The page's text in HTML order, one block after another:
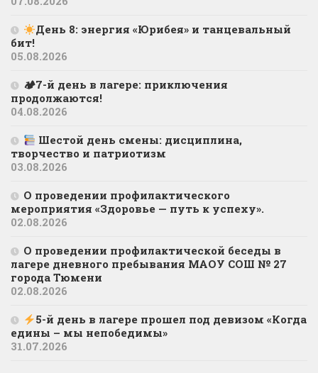
День 8: энергия «Юрибея» и танцевальный
бит!
05.08.2026
🏕7-й день в лагере: приключения
продолжаются!
04.08.2026
Шестой день смены: дисциплина,
творчество и патриотизм
03.08.2026
О проведении профилактического
мероприятия «Здоровье — путь к успеху».
02.08.2026
О проведении профилактической беседы в
лагере дневного пребывания МАОУ СОШ № 27
города Тюмени
02.08.2026
5-й день в лагере прошел под девизом «Когда
едины – мы непобедимы»
31.07.2026